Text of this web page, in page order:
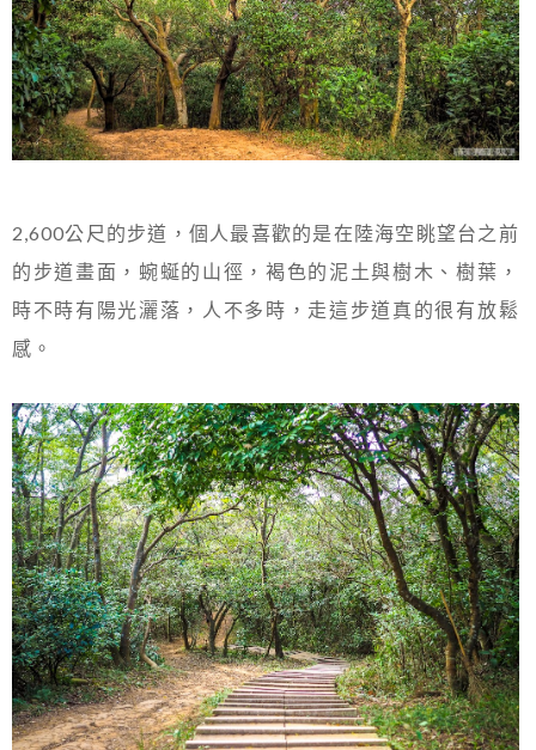
2,600公尺的步道，個人最喜歡的是在陸海空眺望台之前
的步道畫面，蜿蜒的山徑，褐色的泥土與樹木、樹葉，
時不時有陽光灑落，人不多時，走這步道真的很有放鬆
感。